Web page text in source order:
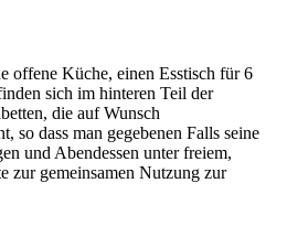
offene Küche, einen Esstisch für 6
sich im hinteren Teil der
die auf Wunsch
so dass man gegebenen Falls seine
und Abendessen unter freiem,
zur gemeinsamen Nutzung zur